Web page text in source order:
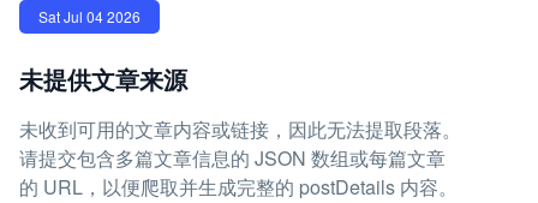
Sat Jul 04 2026
未提供文章来源
未收到可用的文章内容或链接，因此无法提取段落。
请提交包含多篇文章信息的 JSON 数组或每篇文章
的 URL，以便爬取并生成完整的 postDetails 内容。